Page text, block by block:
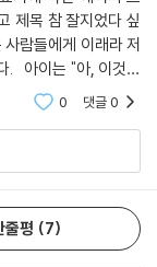
지탱해 주는 것은 무
는 데에만 집착할 것
. 돈이 없으면 삶 자체
세우지 않고 외부세
리째 흔들리는 것이
음에 구축하려는 사
떤 시련과 변화도
제목 참 잘지었다 싶
람들에게 이래라 저
. 아이는 "아, 이것이
석을 부려도 된다고
0 댓글0
줄평 7